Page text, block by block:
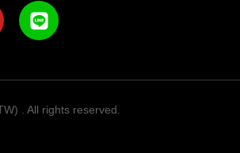
. All rights reserved.